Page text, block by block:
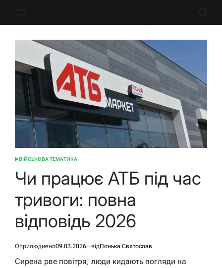
ОПУБЛІКУВАТИ
ВІЙСЬКОВА ТЕМАТИКА
Чи працює АТБ під час
тривоги: повна
відповідь 2026
Оприлюднено09.03.2026 відПонька Святослав
Сирена рве повітря, люди кидають погляди на